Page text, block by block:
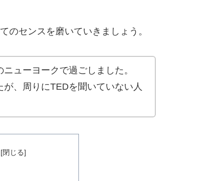
のセンスを磨いていきましょう。
ューヨークで過ごしました。
、周りにTEDを聞いていない人